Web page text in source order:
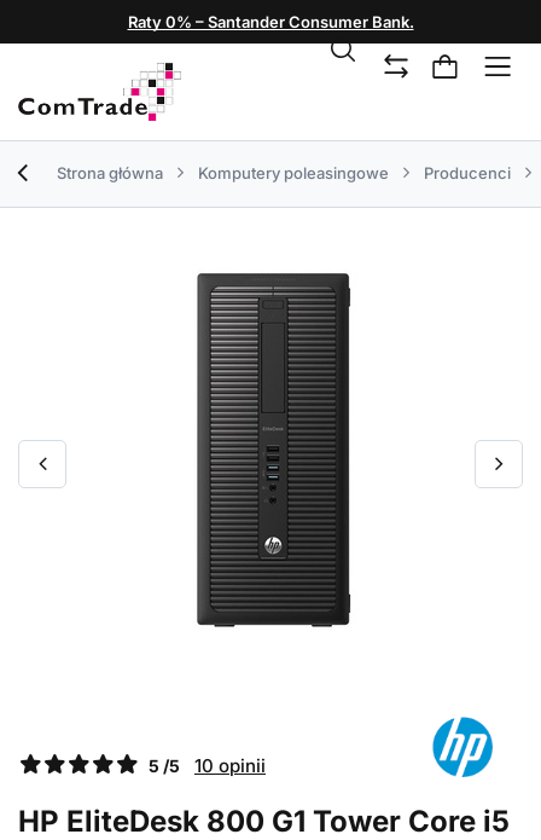
Raty 0% – Santander Consumer Bank.
Strona główna Komputery poleasingowe Producenci
5 /5 10 opinii
HP EliteDesk 800 G1 Tower Core i5